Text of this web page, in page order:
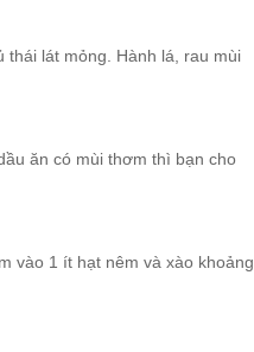
lát mỏng. Hành lá, rau mùi
ăn có mùi thơm thì bạn cho
vào 1 ít hạt nêm và xào khoảng